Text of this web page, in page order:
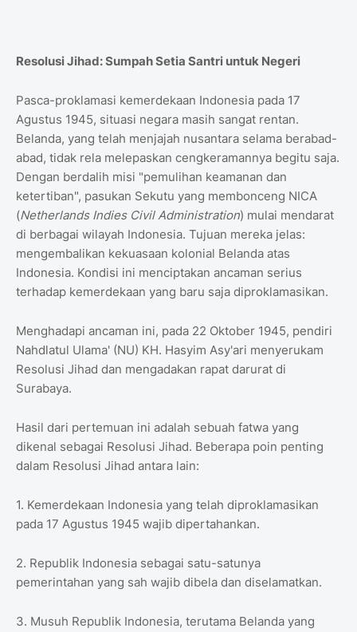
Resolusi Jihad: Sumpah Setia Santri untuk Negeri
Pasca-proklamasi kemerdekaan Indonesia pada 17
Agustus 1945, situasi negara masih sangat rentan.
Belanda, yang telah menjajah nusantara selama berabad-
abad, tidak rela melepaskan cengkeramannya begitu saja.
Dengan berdalih misi "pemulihan keamanan dan
ketertiban", pasukan Sekutu yang membonceng NICA
(Netherlands Indies Civil Administration) mulai mendarat
di berbagai wilayah Indonesia. Tujuan mereka jelas:
mengembalikan kekuasaan kolonial Belanda atas
Indonesia. Kondisi ini menciptakan ancaman serius
terhadap kemerdekaan yang baru saja diproklamasikan.
Menghadapi ancaman ini, pada 22 Oktober 1945, pendiri
Nahdlatul Ulama' (NU) KH. Hasyim Asy'ari menyerukam
Resolusi Jihad dan mengadakan rapat darurat di
Surabaya.
Hasil dari pertemuan ini adalah sebuah fatwa yang
dikenal sebagai Resolusi Jihad. Beberapa poin penting
dalam Resolusi Jihad antara lain:
1. Kemerdekaan Indonesia yang telah diproklamasikan
pada 17 Agustus 1945 wajib dipertahankan.
2. Republik Indonesia sebagai satu-satunya
pemerintahan yang sah wajib dibela dan diselamatkan.
3. Musuh Republik Indonesia, terutama Belanda yang